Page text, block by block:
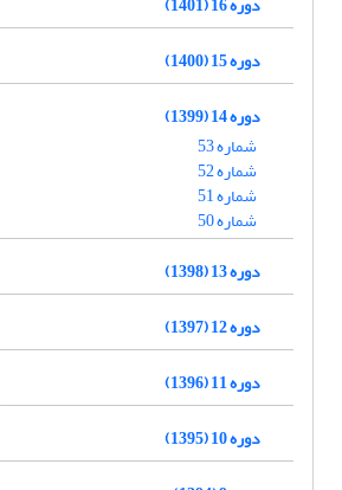
دوره 15 (1400)
دوره 14 (1399)
شماره 53
شماره 52
شماره 51
شماره 50
دوره 13 (1398)
دوره 12 (1397)
دوره 11 (1396)
دوره 10 (1395)